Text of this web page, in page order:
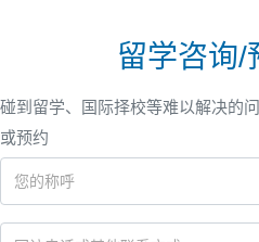
留学咨询/
碰到留学、国际择校等难以解决的
或预约